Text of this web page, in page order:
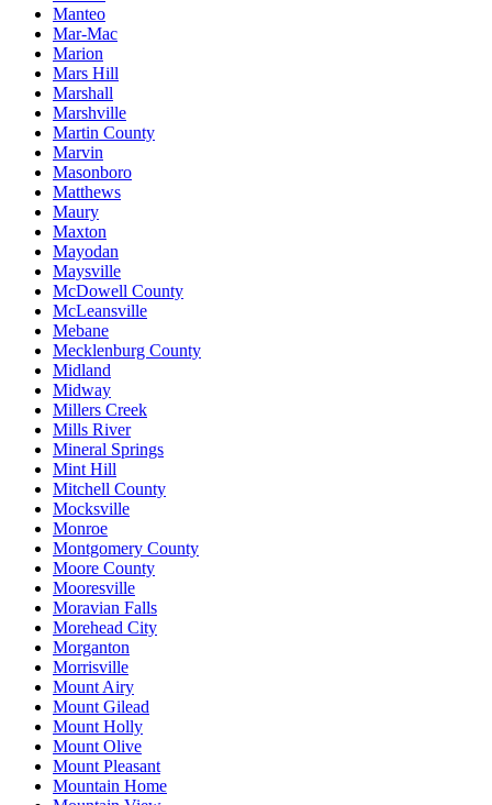
Manteo
Mar-Mac
Marion
Mars Hill
Marshall
Marshville
Martin County
Marvin
Masonboro
Matthews
Maury
Maxton
Mayodan
Maysville
McDowell County
McLeansville
Mebane
Mecklenburg County
Midland
Midway
Millers Creek
Mills River
Mineral Springs
Mint Hill
Mitchell County
Mocksville
Monroe
Montgomery County
Moore County
Mooresville
Moravian Falls
Morehead City
Morganton
Morrisville
Mount Airy
Mount Gilead
Mount Holly
Mount Olive
Mount Pleasant
Mountain Home